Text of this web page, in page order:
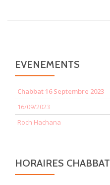
EVENEMENTS
Chabbat 16 Septembre 2023
16/09/2023
Roch Hachana
HORAIRES CHABBAT